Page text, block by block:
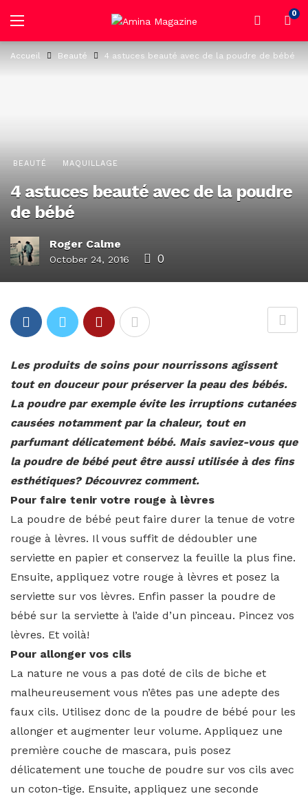
0
Accueil Beauté 4 astuces beauté avec de la poudre de bébé
BEAUTÉ MAQUILLAGE
4 astuces beauté avec de la poudre
de bébé
Roger Calme
October 24, 2016 0
Les produits de soins pour nourrissons agissent
tout en douceur pour préserver la peau des bébés.
La poudre par exemple évite les irruptions cutanées
causées notamment par la chaleur, tout en
parfumant délicatement bébé. Mais saviez-vous que
la poudre de bébé peut être aussi utilisée à des fins
esthétiques? Découvrez comment.
Pour faire tenir votre rouge à lèvres
La poudre de bébé peut faire durer la tenue de votre
rouge à lèvres. Il vous suffit de dédoubler une
serviette en papier et conservez la feuille la plus fine.
Ensuite, appliquez votre rouge à lèvres et posez la
serviette sur vos lèvres. Enfin passer la poudre de
bébé sur la serviette à l’aide d’un pinceau. Pincez vos
lèvres. Et voilà!
Pour allonger vos cils
La nature ne vous a pas doté de cils de biche et
malheureusement vous n’êtes pas une adepte des
faux cils. Utilisez donc de la poudre de bébé pour les
allonger et augmenter leur volume. Appliquez une
première couche de mascara, puis posez
délicatement une touche de poudre sur vos cils avec
un coton-tige. Ensuite, appliquez une seconde